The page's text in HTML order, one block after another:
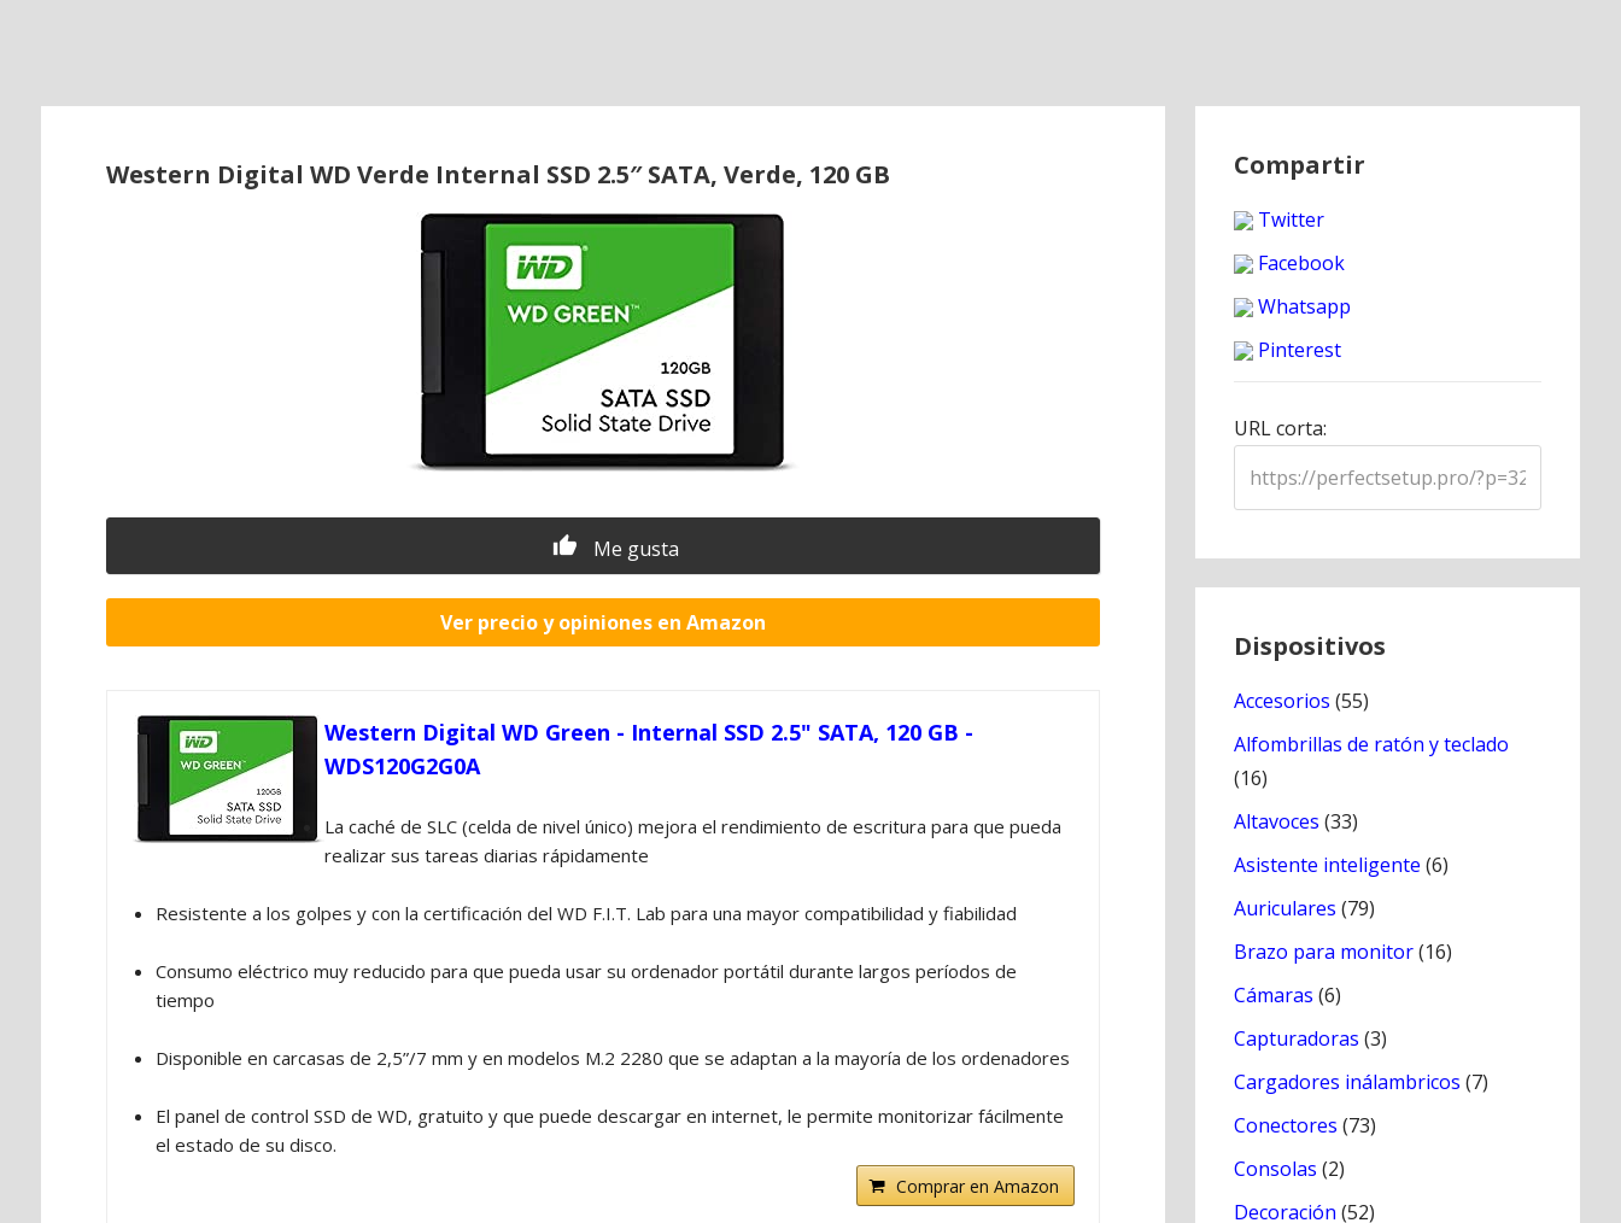
Western Digital WD Verde Internal SSD 2.5″ SATA, Verde, 120 GB
Me gusta
Ver precio y opiniones en Amazon
Western Digital WD Green - Internal SSD 2.5" SATA, 120 GB -
WDS120G2G0A
La caché de SLC (celda de nivel único) mejora el rendimiento de escritura para que pueda
realizar sus tareas diarias rápidamente
Resistente a los golpes y con la certificación del WD F.I.T. Lab para una mayor compatibilidad y fiabilidad
Consumo eléctrico muy reducido para que pueda usar su ordenador portátil durante largos períodos de
tiempo
Disponible en carcasas de 2,5”/7 mm y en modelos M.2 2280 que se adaptan a la mayoría de los ordenadores
El panel de control SSD de WD, gratuito y que puede descargar en internet, le permite monitorizar fácilmente
el estado de su disco.
Comprar en Amazon
Compartir
Twitter
Facebook
Whatsapp
Pinterest
URL corta:
Dispositivos
Accesorios (55)
Alfombrillas de ratón y teclado
(16)
Altavoces (33)
Asistente inteligente (6)
Auriculares (79)
Brazo para monitor(16)
Cámaras (6)
Capturadoras (3)
Cargadores inálambricos (7)
Conectores (73)
Consolas (2)
Decoración (52)